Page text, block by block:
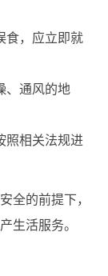
食，应立即就
、通风的地
照相关法规进
全的前提下，
生活服务。